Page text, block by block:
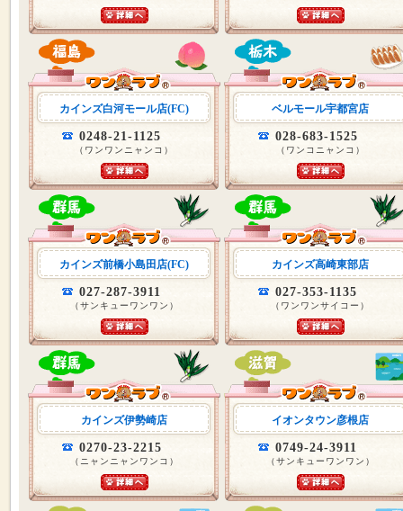
カインズ白河モール店(FC)
0248-21-1125
（ワンワンニャンコ）
ベルモール宇都宮店
028-683-1525
（ワンコニャンコ）
カインズ前橋小島田店(FC)
027-287-3911
（サンキューワンワン）
カインズ高崎東部店
027-353-1135
（ワンワンサイコー）
カインズ伊勢崎店
0270-23-2215
（ニャンニャンワンコ）
イオンタウン彦根店
0749-24-3911
（サンキューワンワン）